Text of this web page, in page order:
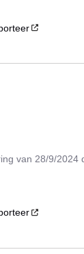
van 28/9/2024